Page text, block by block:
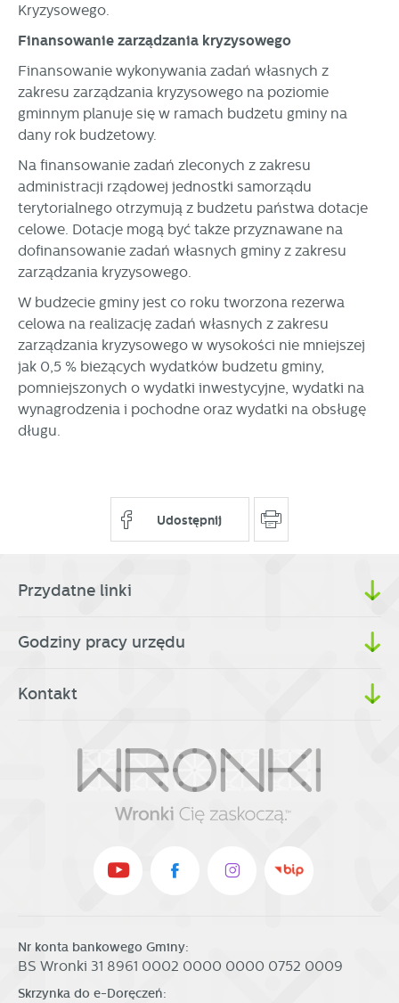
Kryzysowego.
Finansowanie zarządzania kryzysowego
Finansowanie wykonywania zadań własnych z
zakresu zarządzania kryzysowego na poziomie
gminnym planuje się w ramach budżetu gminy na
dany rok budżetowy.
Na finansowanie zadań zleconych z zakresu
administracji rządowej jednostki samorządu
terytorialnego otrzymują z budżetu państwa dotacje
celowe. Dotacje mogą być także przyznawane na
dofinansowanie zadań własnych gminy z zakresu
zarządzania kryzysowego.
W budżecie gminy jest co roku tworzona rezerwa
celowa na realizację zadań własnych z zakresu
zarządzania kryzysowego w wysokości nie mniejszej
jak 0,5 % bieżących wydatków budżetu gminy,
pomniejszonych o wydatki inwestycyjne, wydatki na
wynagrodzenia i pochodne oraz wydatki na obsługę
długu.
Udostępnij
Przydatne linki
Godziny pracy urzędu
Kontakt
Nr konta bankowego Gminy:
BS Wronki 31 8961 0002 0000 0000 0752 0009
Skrzynka do e-Doręczeń: